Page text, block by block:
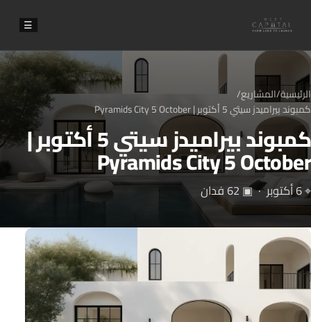
☰
الرئيسية/المشاريع/
كمبوند بيراميدز سيتي 5 أكتوبر | Pyramids City 5 October
كمبوند بيراميدز سيتي 5 أكتوبر |
Pyramids City 5 October
⌖ 6 أكتوبر · ▣ 62 فدان